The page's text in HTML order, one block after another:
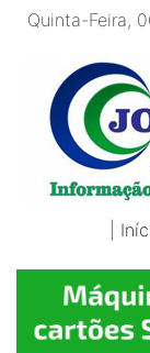
Quinta-Feira,